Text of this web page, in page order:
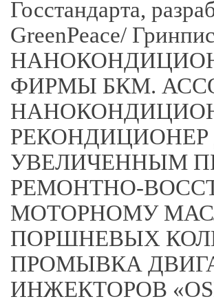
Госстандарта,
GreenPeace/
ФИРМЫ БКМ.
УВЕЛИЧЕННЫМ
РЕМОНТНО-
МОТОРНОМУ
ПОРШНЕВЫХ
ПРОМЫВКА
ИНЖЕКТОРОВ